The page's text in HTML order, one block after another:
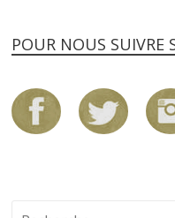
POUR NOUS SUIVRE